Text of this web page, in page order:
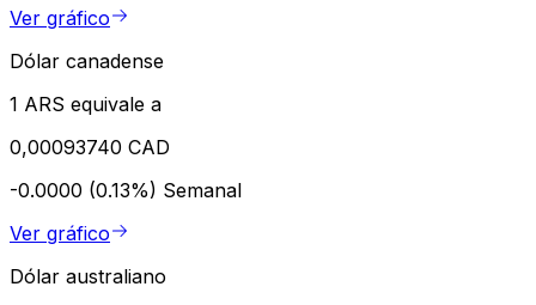
Ver gráfico
Dólar canadense
1 ARS equivale a
0,00093740 CAD
-0.0000 (0.13%) Semanal
Ver gráfico
Dólar australiano